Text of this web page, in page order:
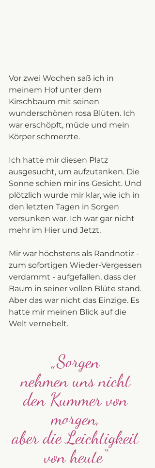
Vor zwei Wochen saß ich in
meinem Hof unter dem
Kirschbaum mit seinen
wunderschönen rosa Blüten. Ich
war erschöpft, müde und mein
Körper schmerzte.
Ich hatte mir diesen Platz
ausgesucht, um aufzutanken. Die
Sonne schien mir ins Gesicht. Und
plötzlich wurde mir klar, wie ich in
den letzten Tagen in Sorgen
versunken war. Ich war gar nicht
mehr im Hier und Jetzt.
Mir war höchstens als Randnotiz -
zum sofortigen Wieder-Vergessen
verdammt - aufgefallen, dass der
Baum in seiner vollen Blüte stand.
Aber das war nicht das Einzige. Es
hatte mir meinen Blick auf die
Welt vernebelt.
„Sorgen
nehmen uns nicht
den Kummer von
morgen,
aber die Leichtigkeit
von heute“